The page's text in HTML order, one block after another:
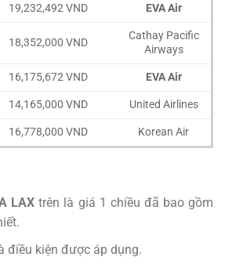
19,232,492 VND EVA Air
18,352,000 VND
Cathay Pacific
Airways
16,175,672 VND EVA Air
14,165,000 VND United Airlines
16,778,000 VND Korean Air
LAX trên là giá 1 chiều đã bao gồm
điều kiện được áp dụng.